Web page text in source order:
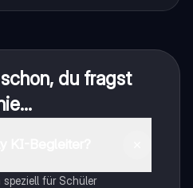
du fragst
für Schüler